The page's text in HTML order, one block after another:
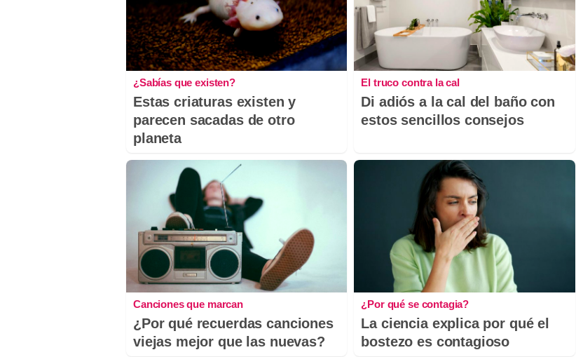
¿Sabías que existen?
Estas criaturas existen y
parecen sacadas de otro
planeta
El truco contra la cal
Di adiós a la cal del baño con
estos sencillos consejos
Canciones que marcan
¿Por qué recuerdas canciones
viejas mejor que las nuevas?
¿Por qué se contagia?
La ciencia explica por qué el
bostezo es contagioso